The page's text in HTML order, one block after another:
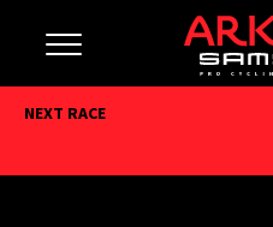
NEXT RACE